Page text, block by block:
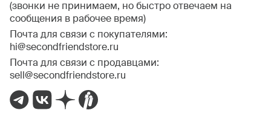
(звонки не принимаем, но быстро отвечаем на
сообщения в рабочее время)
Почта для связи с покупателями:
hi@secondfriendstore.ru
Почта для связи с продавцами:
sell@secondfriendstore.ru